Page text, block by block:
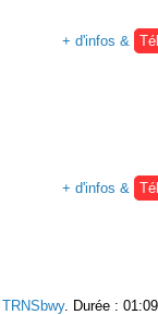
+ d'infos &
+ d'infos &
TRNSbwy. Durée : 01:09.